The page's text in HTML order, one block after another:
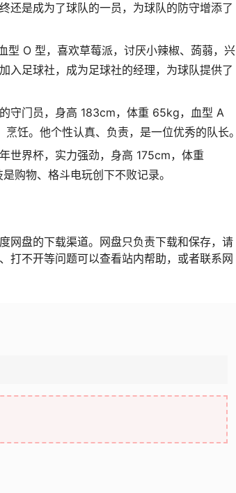
还是成为了球队的一员，为球队的防守增添了
O 型，喜欢草莓派，讨厌小辣椒、蒟蒻，兴
入足球社，成为足球社的经理，为球队提供了
守门员，身高 183cm，体重 65kg，血型 A
饪。他个性认真、负责，是一位优秀的队长。
世界杯，实力强劲，身高 175cm，体重
购物、格斗电玩创下不败记录。
网盘的下载渠道。网盘只负责下载和保存，请
打不开等问题可以查看站内帮助，或者联系网